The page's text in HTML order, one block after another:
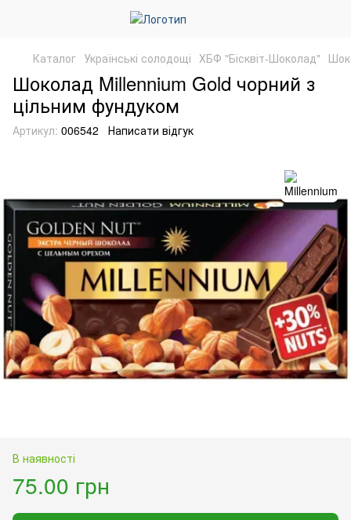
Каталог Українські солодощі ХБФ "Бісквіт-Шоколад"
Шоколад Millennium Gold чорний з
цільним фундуком
Артикул: 006542 Написати відгук
В наявності
75.00 грн